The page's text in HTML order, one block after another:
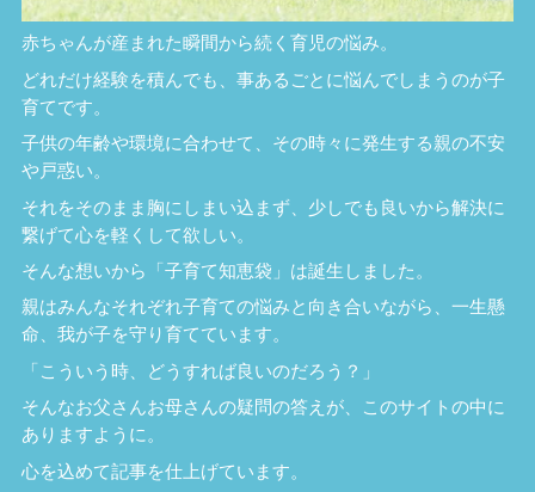
赤ちゃんが産まれた瞬間から続く育児の悩み。
どれだけ経験を積んでも、事あるごとに悩んでしまうのが子
育てです。
子供の年齢や環境に合わせて、その時々に発生する親の不安
や戸惑い。
それをそのまま胸にしまい込まず、少しでも良いから解決に
繋げて心を軽くして欲しい。
そんな想いから「子育て知恵袋」は誕生しました。
親はみんなそれぞれ子育ての悩みと向き合いながら、一生懸
命、我が子を守り育てています。
「こういう時、どうすれば良いのだろう？」
そんなお父さんお母さんの疑問の答えが、このサイトの中に
ありますように。
心を込めて記事を仕上げています。